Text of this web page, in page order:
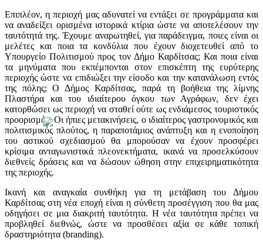
Επιπλέον, η περιοχή μας αδυνατεί να εντάξει σε προγράμματα και
να αναδείξει ορισμένα ιστορικά κτίρια ώστε να αποτελέσουν την
ταυτότητά της. Έχουμε αναρωτηθεί, για παράδειγμα, ποιες είναι οι
μελέτες και ποια τα κονδύλια που έχουν διοχετευθεί από το
Υπουργείο Πολιτισμού προς τον Δήμο Καρδίτσας; Και ποια είναι
τα μηνύματα που εκπέμπονται στον επισκέπτη της ευρύτερης
περιοχής ώστε να επιδιώξει την είσοδο και την κατανάλωση εντός
της πόλης; Ο Δήμος Καρδίτσας, παρά τη βοήθεια της λίμνης
Πλαστήρα και του ιδιαίτερου όγκου των Αγράφων, δεν έχει
κατορθώσει ως περιοχή να σταθεί ούτε ως ενδιάμεσος τουριστικός
προορισμός. Οι ήπιες μετακινήσεις, ο ιδιαίτερος γαστρονομικός και
πολιτισμικός πλούτος, η παραποτάμιος ανάπτυξη και η ενοποίηση
του αστικού σχεδιασμού θα μπορούσαν να έχουν προσφέρει
κρίσιμα ανταγωνιστικά πλεονεκτήματα, ικανά να προσελκύσουν
διεθνείς δράσεις και να δώσουν ώθηση στην επιχειρηματικότητα
της περιοχής.
Ικανή και αναγκαία συνθήκη για τη μετάβαση του Δήμου
Καρδίτσας στη νέα εποχή είναι η σύνθετη προσέγγιση που θα μας
οδηγήσει σε μια διακριτή ταυτότητα. Η νέα ταυτότητα πρέπει να
προβληθεί διεθνώς, ώστε να προσθέσει αξία σε κάθε τοπική
δραστηριότητα (branding).